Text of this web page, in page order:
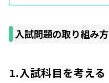
入試問題の取り組み方
1.入試科目を考える